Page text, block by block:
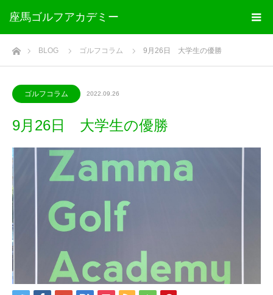
座馬ゴルフアカデミー
ホームBLOG ゴルフコラム 9月26日 大学生の優勝
ゴルフコラム 2022.09.26
9月26日 大学生の優勝